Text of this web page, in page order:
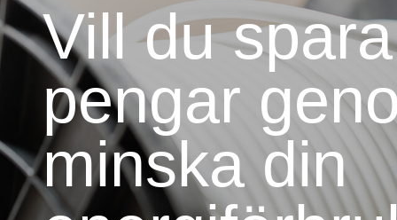
Vill du spara
pengar
minska din